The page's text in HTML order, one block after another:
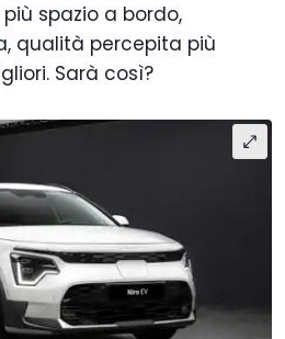
spazio a bordo,
qualità percepita più
Sarà così?